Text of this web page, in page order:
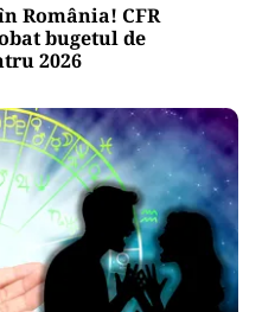
România! CFR
bugetul de
2026